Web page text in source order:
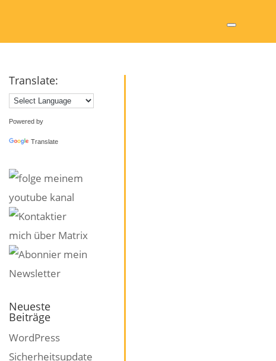
Translate:
Powered by
Translate
Neueste
Beiträge
WordPress
Sicherheitsupdate